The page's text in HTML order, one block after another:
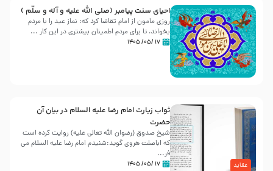
احیای سنت پیامبر (صلی الله علیه و آله و سلّم )
روزی مامون از امام تقاضا کرد که: نماز عید را با مردم
بخواند، تا برای مردم اطمینان بیشتری در این کار ...
۱۷ /۰۵/ ۱۴۰۵
عقاید
ثواب زیارت امام رضا علیه السلام در بیان آن
حضرت
شیخ صدوق (رضوان الله تعالی علیه) روایت کرده است
که اباصلت هروی گوید:شنیدم امام رضا علیه السلام می
فر...
۱۷ /۰۵/ ۱۴۰۵